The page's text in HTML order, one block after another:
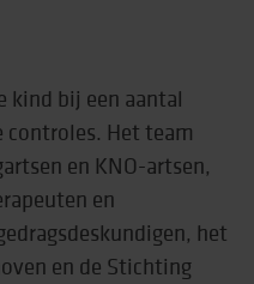
kind bij een aantal
controles. Het team
en KNO-artsen,
en
het
en de Stichting